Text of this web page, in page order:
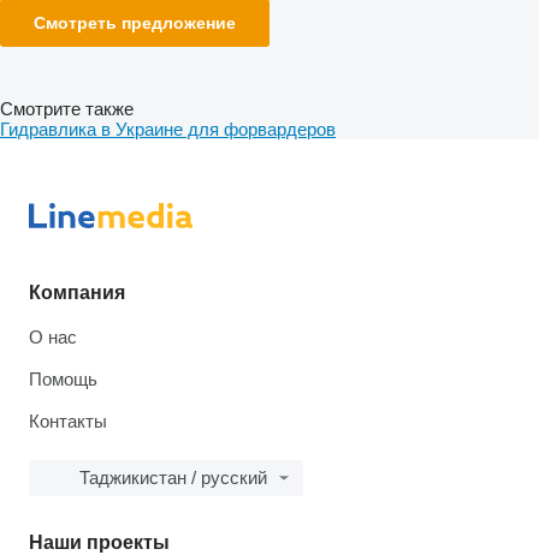
Смотреть предложение
Смотрите также
Гидравлика в Украине для форвардеров
Компания
О нас
Помощь
Контакты
Таджикистан / русский
Наши проекты